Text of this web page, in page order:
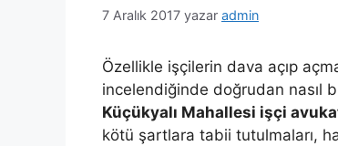
7 Aralık 2017 yazar admin
Özellikle işçilerin dava açıp
incelendiğinde doğrudan nasıl
Küçükyalı Mahallesi işçi
kötü şartlara tabii tutulmaları,